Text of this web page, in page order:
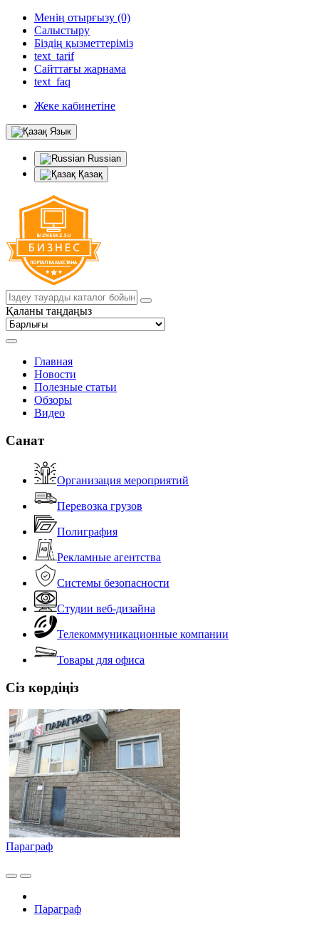
Менің отырғызу (0)
Салыстыру
Біздің қызметтеріміз
text_tarif
Сайттағы жарнама
text_faq
Жеке кабинетіне
Язык
Russian
Қазақ
Қаланы таңдаңыз
Главная
Новости
Полезные статьи
Обзоры
Видео
Санат
Организация мероприятий
Перевозка грузов
Полиграфия
Рекламные агентства
Системы безопасности
Студии веб-дизайна
Телекоммуникационные компании
Товары для офиса
Сіз көрдіңіз
Параграф
Параграф